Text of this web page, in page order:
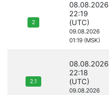
2
08.08.2026
22:19
(UTC)
09.08.2026
01:19 (MSK)
2.1
08.08.2026
22:18
(UTC)
09.08.2026